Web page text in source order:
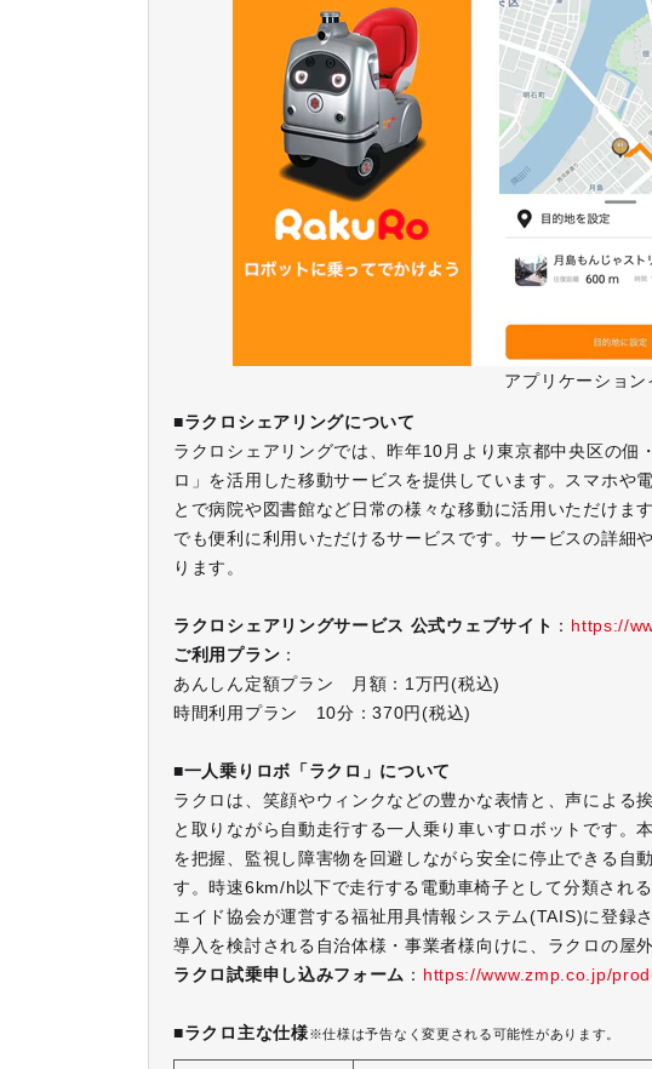
アプリケーション
■ラクロシェアリングについて
ラクロシェアリングでは、昨年10月より東京都中央区の佃
ロ」を活用した移動サービスを提供しています。スマホや
とで病院や図書館など日常の様々な移動に活用いただけま
でも便利に利用いただけるサービスです。サービスの詳細
ります。
ラクロシェアリングサービス 公式ウェブサイト ： https://
ご利用プラン ：
あんしん定額プラン 月額：1万円(税込)
時間利用プラン 10分：370円(税込)
■一人乗りロボ「ラクロ」について
ラクロは、笑顔やウィンクなどの豊かな表情と、声による
と取りながら自動走行する一人乗り車いすロボットです。
を把握、監視し障害物を回避しながら安全に停止できる自
す。時速6km/h以下で走行する電動車椅子として分類され
エイド協会が運営する福祉用具情報システム(TAIS)に登録さ
導入を検討される自治体様・事業者様向けに、ラクロの屋
ラクロ試乗申し込みフォーム ： https://www.zmp.co.jp/
■ラクロ主な仕様※仕様は予告なく変更される可能性があります。